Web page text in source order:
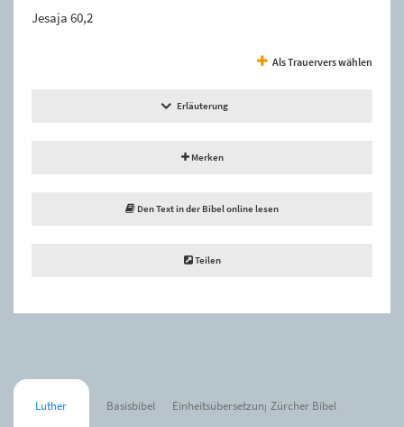
Jesaja 60,2
Als Trauervers wählen
Erläuterung
Merken
Den Text in der Bibel online lesen
Teilen
Luther Basisbibel Einheitsübersetzung Zürcher Bibel